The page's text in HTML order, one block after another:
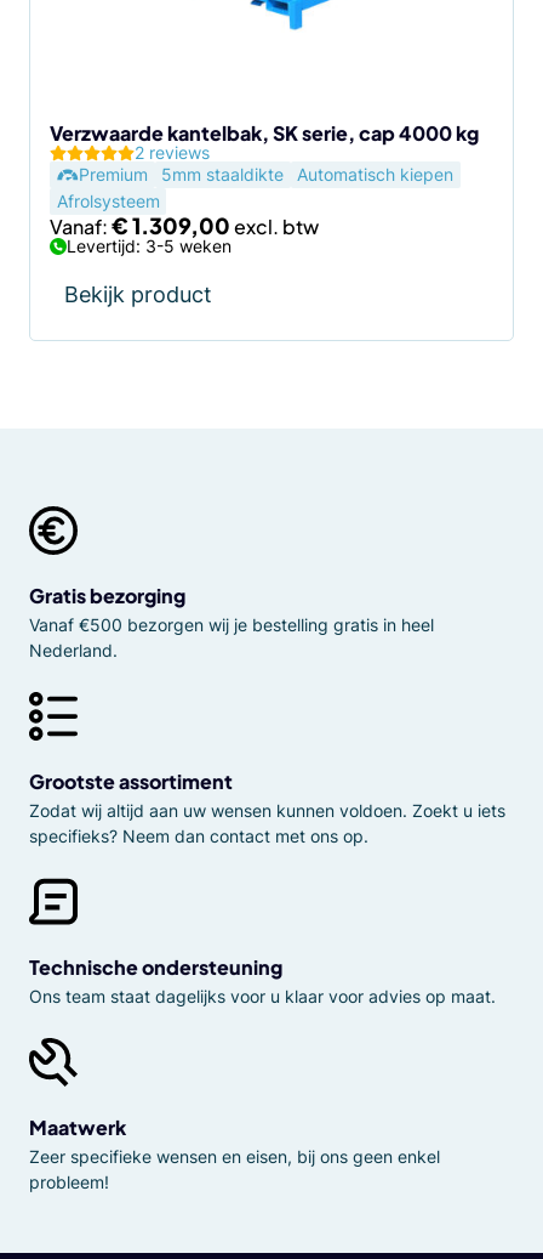
Verzwaarde kantelbak, SK serie, cap 4000 kg
2 reviews
Premium
5mm staaldikte
Automatisch kiepen
Afrolsysteem
Vanaf:€1.309,00
Levertijd: 3-5 weken
Bekijk product
de
productpagina
Gratis bezorging
Vanaf €500 bezorgen wij je bestelling gratis in heel
Nederland.
Grootste assortiment
Zodat wij altijd aan uw wensen kunnen voldoen. Zoekt u iets
specifieks? Neem dan contact met ons op.
Technische ondersteuning
Ons team staat dagelijks voor u klaar voor advies op maat.
Maatwerk
Zeer specifieke wensen en eisen, bij ons geen enkel
probleem!